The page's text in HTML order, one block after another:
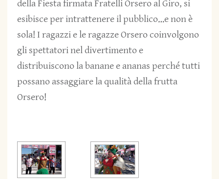
della Fiesta firmata Fratelli Orsero al Giro, si
esibisce per intrattenere il pubblico…e non è
sola! I ragazzi e le ragazze Orsero coinvolgono
gli spettatori nel divertimento e
distribuiscono la banane e ananas perché tutti
possano assaggiare la qualità della frutta
Orsero!